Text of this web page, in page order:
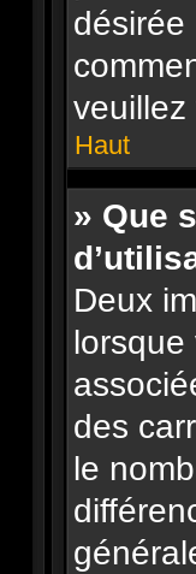
désirée
Haut
» Que
Deux
lorsque
des
le